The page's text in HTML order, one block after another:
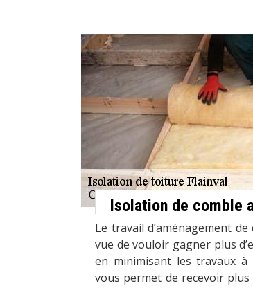
Isolation de comble
Le travail d’aménagement
vue de vouloir gagner plus
en minimisant les travaux à
vous permet de recevoir